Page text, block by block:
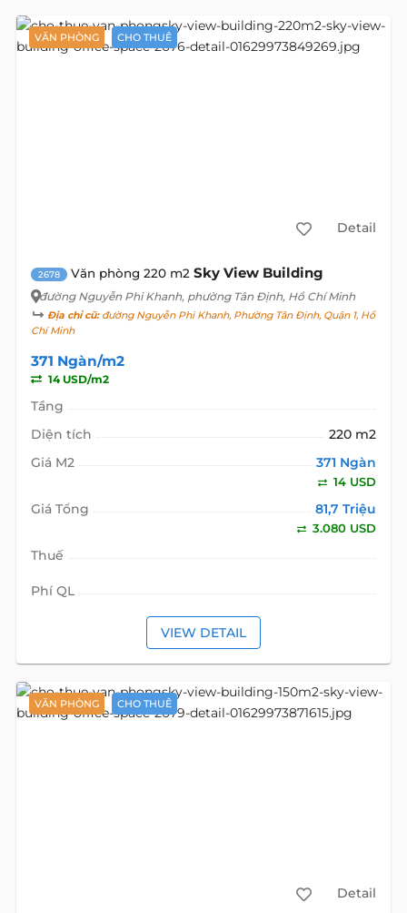
VĂN PHÒNG CHO THUÊ
Detail
2678 Văn phòng 220 m2 Sky View Building
đường Nguyễn Phi Khanh, phường Tân Định, Hồ Chí Minh
Địa chỉ cũ:đường Nguyễn Phi Khanh, Phường Tân Định, Quận 1, Hồ
Chí Minh
371 Ngàn/m2
14 USD/m2
Tầng
Diện tích
220 m2
Giá M2
371 Ngàn
14 USD
Giá Tổng 81,7 Triệu
3.080 USD
Thuế
Phí QL
VIEW DETAIL
VĂN PHÒNG CHO THUÊ
Detail